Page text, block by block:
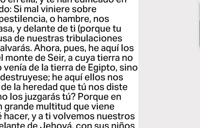
Si mal viniere sobre
o hambre, nos
y delante de ti (porque tu
de nuestras tribulaciones
Ahora, pues, he aquí los
monte de Seir, a cuya tierra no
de la tierra de Egipto, sino
he aquí ellos nos
la heredad que tú nos diste
los juzgarás tú? Porque en
multitud que viene
y a ti volvemos nuestros
de Jehová, con sus niños